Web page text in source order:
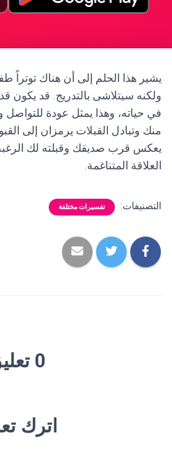
يشير هذا الحلم إلى أن هناك توتراً
ولكنه سيتلاشى بالتدريج. قد يكون
في حياته، وهذا يمثل عودة للتواصل
منك وتبادل القبلات يرمزان إلى
يعكس قرب صديقك وقبلته لك
العلاقة المتناغمة.
التصنيفات: تفسيرات مختلفة
0 تعليق
اترك